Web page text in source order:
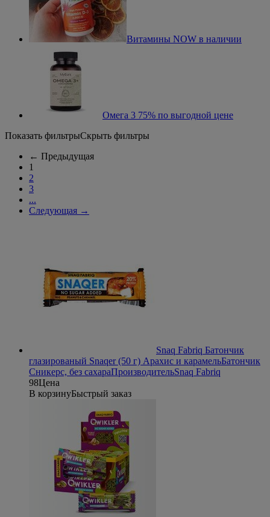
Витамины NOW в наличии
Омега 3 75% по выгодной цене
Показать фильтрыСкрыть фильтры
← Предыдущая
1
2
3
...
Следующая →
Snaq Fabriq Батончик
глазированый Snaqer (50 г) Арахис и карамельБатончик
Сникерс, без сахараПроизводительSnaq Fabriq
98Цена
В корзинуБыстрый заказ